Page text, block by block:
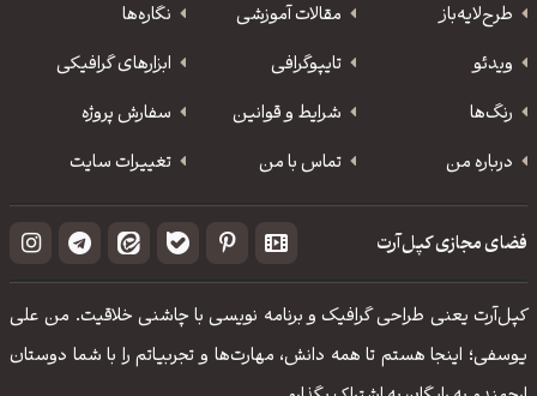
طرح‌لایه‌باز
مقالات آموزشی
نگاره‌ها
ویدئو
‌تایپوگرافی
ابزارهای گرافیکی
رنگ‌ها
شرایط و قوانین
سفارش پروژه
درباره من
تماس با من تغییرات سایت
فضای مجازی کپل‌آرت
کپل‌آرت یعنی طراحی گرافیک و برنامه نویسی با چاشنی خلاقیت. من علی
یوسفی؛ اینجا هستم تا همه دانش، مهارت‌‌ها و تجربیاتم را با شما دوستان